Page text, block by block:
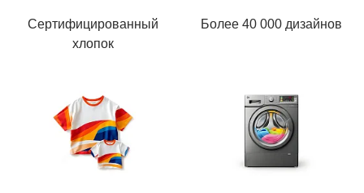
Сертифицированный
хлопок
Более 40 000 дизайнов